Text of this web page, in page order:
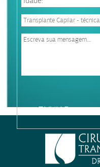
leave